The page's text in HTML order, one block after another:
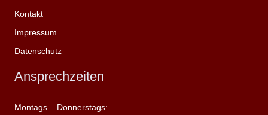
Kontakt
Impressum
Datenschutz
Ansprechzeiten
Montags – Donnerstags: